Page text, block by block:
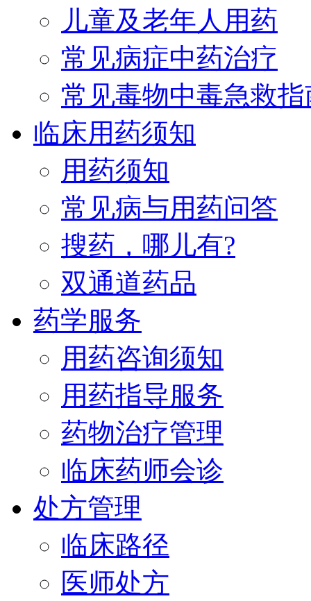
儿童及老年人用药
常见病症中药治疗
常见毒物中毒急救指
临床用药须知
用药须知
常见病与用药问答
搜药，哪儿有?
双通道药品
药学服务
用药咨询须知
用药指导服务
药物治疗管理
临床药师会诊
处方管理
临床路径
医师处方